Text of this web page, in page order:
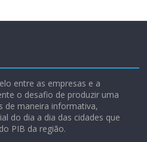
entre as empresas e a
o desafio de produzir uma
de maneira informativa,
do dia a dia das cidades que
PIB da região.